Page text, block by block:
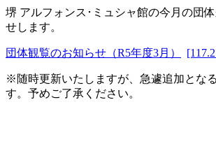
堺 アルフォンス･ミュシャ館の今月の団
せします。
団体観覧のお知らせ（R5年度3月）
※随時更新いたしますが、急遽追加とな
す。予めご了承ください。